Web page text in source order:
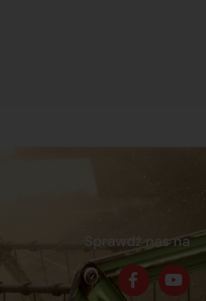
Sprawdź nas na